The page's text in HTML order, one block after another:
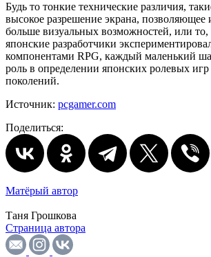
Будь то тонкие технические различия,
высокое разрешение экрана, позволяющее
больше визуальных возможностей, или то,
японские разработчики
компонентами RPG, каждый маленький
роль в определении японских ролевых
поколений.
Источник: pcgamer.com
Поделиться:
Матёрый автор
Таня Грошкова
Страница автора